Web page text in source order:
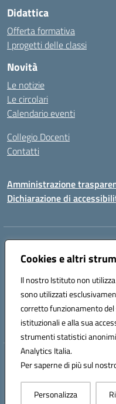
Cookies e altri
Il nostro Istituto non
sono utilizzati
corretto funzionamento
istituzionali e alla sua
strumenti statistici
Analytics Italia.
Per saperne di più sul
Personalizza
Didattica
Offerta formativa
I progetti delle classi
Novità
Le notizie
Le circolari
Calendario eventi
Collegio Docenti
Contatti
Amministrazione
Dichiarazione di
Indirizzo:
Centralino:+39 0836.341064
Codice fiscale: 92012610751
Codice meccanografico:
Codice unico di fatturazione
Hosting &
Concept &